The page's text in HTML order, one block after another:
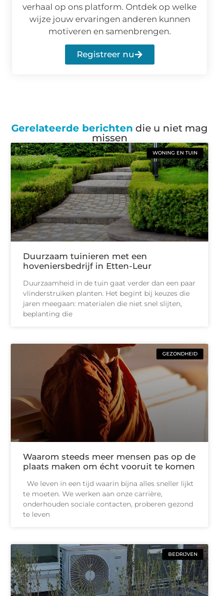
verhaal op ons platform. Ontdek op welke
wijze jouw ervaringen anderen kunnen
motiveren en samenbrengen.
Registreer nu
Gerelateerde berichten die u niet mag
missen
WONING EN TUIN
Duurzaam tuinieren met een
hoveniersbedrijf in Etten-Leur
Duurzaamheid in de tuin gaat verder dan een paar
vlinderstruiken planten. Het begint bij keuzes die
jaren meegaan: materialen die niet snel slijten,
beplanting die
GEZONDHEID
Waarom steeds meer mensen pas op de
plaats maken om écht vooruit te komen
We leven in een tijd waarin bijna alles sneller lijkt
te moeten. We werken aan onze carrière,
onderhouden sociale contacten, proberen gezond
te leven
BEDRIJVEN